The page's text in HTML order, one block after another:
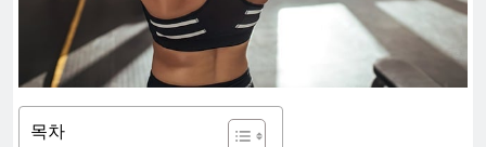
목차